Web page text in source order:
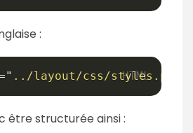
:
" ../layout/css/
être structurée ainsi :